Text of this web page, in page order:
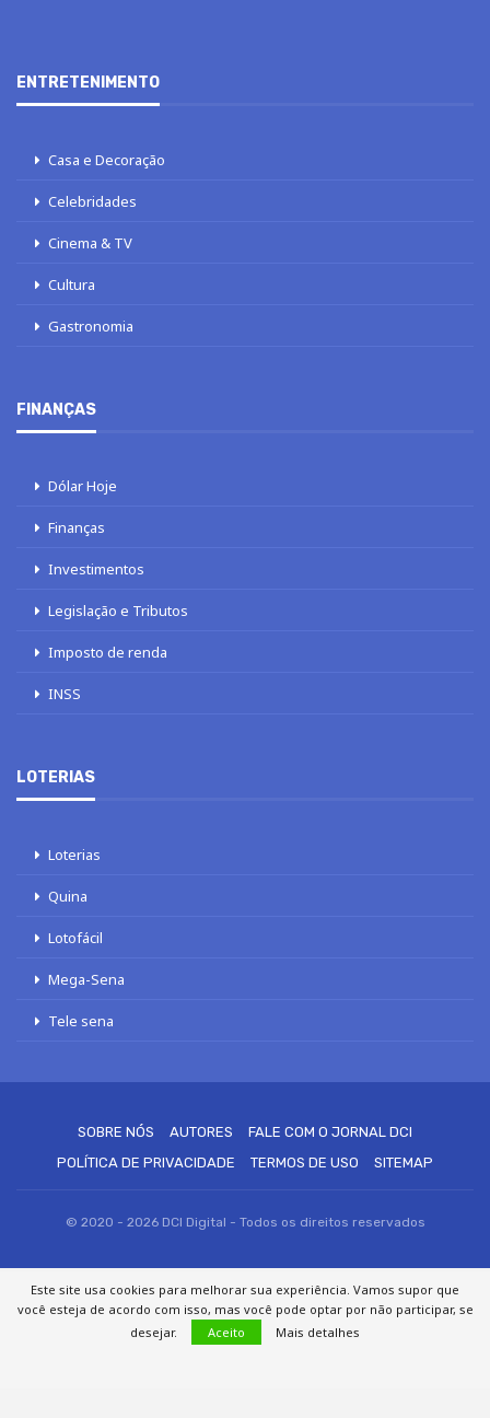
ENTRETENIMENTO
Casa e Decoração
Celebridades
Cinema & TV
Cultura
Gastronomia
FINANÇAS
Dólar Hoje
Finanças
Investimentos
Legislação e Tributos
Imposto de renda
INSS
LOTERIAS
Loterias
Quina
Lotofácil
Mega-Sena
Tele sena
SOBRE NÓS AUTORES
FALE COM O JORNAL DCI
POLÍTICA DE PRIVACIDADE
TERMOS DE USO SITEMAP
© 2020 - 2026 DCI Digital - Todos os direitos reservados
Este site usa cookies para melhorar sua experiência. Vamos supor que
você esteja de acordo com isso, mas você pode optar por não participar, se
desejar.
Aceito Mais detalhes